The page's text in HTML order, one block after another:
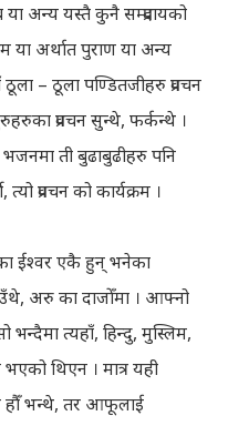
या अन्य यस्तै कुनै सम्प्रदायको
या अर्थात पुराण या अन्य
– ठूला पण्डितजीहरु प्रवचन
प्रवचन सुन्थे, फर्कन्थे ।
ती बुढाबुढीहरु पनि
प्रवचन को कार्यक्रम ।
ईश्वर एकै हुन् भनेका
अरु का दाजोँमा । आफ्नो
भन्दैमा त्यहाँ, हिन्दु, मुस्लिम,
थिएन । मात्र यही
हौँ भन्थे, तर आफूलाई